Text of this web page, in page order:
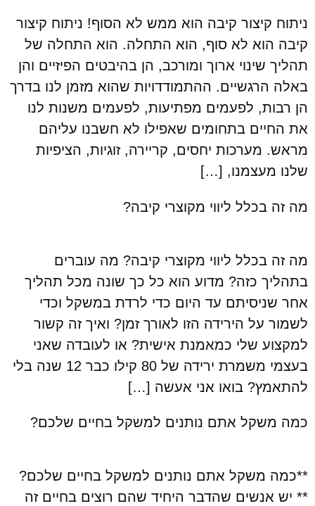
ניתוח קיצור קיבה הוא ממש לא הסוף! ניתוח קיצור
קיבה הוא לא סוף, הוא התחלה. הוא התחלה של
תהליך שינוי ארוך ומורכב, הן בהיבטים הפיזיים והן
באלה הרגשיים. ההתמודדויות שהוא מזמן לנו בדרך
הן רבות, לפעמים מפתיעות, לפעמים משנות לנו
את החיים בתחומים שאפילו לא חשבנו עליהם
מראש. מערכות יחסים, קריירה, זוגיות, הציפיות
שלנו מעצמנו, […]
מה זה בכלל ליווי מקוצרי קיבה?
מה זה בכלל ליווי מקוצרי קיבה? מה עוברים
בתהליך כזה? מדוע הוא כל כך שונה מכל תהליך
אחר שניסיתם עד היום כדי לרדת במשקל וכדי
לשמור על הירידה הזו לאורך זמן? ואיך זה קשור
למקצוע שלי כמאמנת אישית? או לעובדה שאני
בעצמי משמרת ירידה של 80 קילו כבר 12 שנה בלי
להתאמץ? בואו אני אעשה […]
כמה משקל אתם נותנים למשקל בחיים שלכם?
**כמה משקל אתם נותנים למשקל בחיים שלכם?
** יש אנשים שהדבר היחיד שהם רוצים בחיים זה